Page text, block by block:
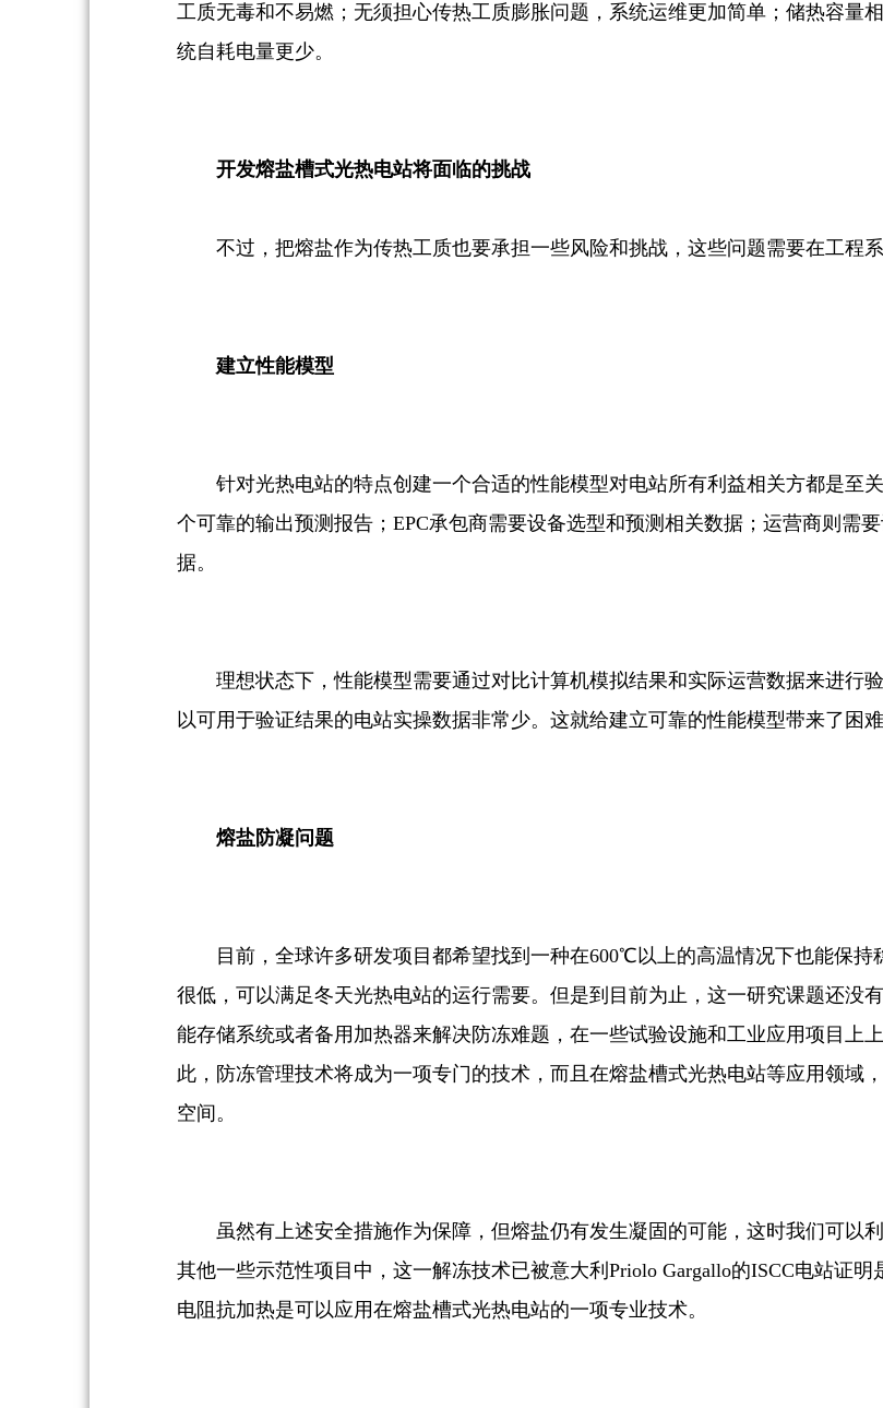
工质无毒和不易燃；无须担心传热工质膨胀问题，系统运维更加简单；储热容量
统自耗电量更少。
开发熔盐槽式光热电站将面临的挑战
不过，把熔盐作为传热工质也要承担一些风险和挑战，这些问题需要在工程系
建立性能模型
针对光热电站的特点创建一个合适的性能模型对电站所有利益相关方都是至
个可靠的输出预测报告；EPC承包商需要设备选型和预测相关数据；运营商则需
据。
理想状态下，性能模型需要通过对比计算机模拟结果和实际运营数据来进行
以可用于验证结果的电站实操数据非常少。这就给建立可靠的性能模型带来了困难
熔盐防凝问题
目前，全球许多研发项目都希望找到一种在600℃以上的高温情况下也能保
很低，可以满足冬天光热电站的运行需要。但是到目前为止，这一研究课题还没
能存储系统或者备用加热器来解决防冻难题，在一些试验设施和工业应用项目上
此，防冻管理技术将成为一项专门的技术，而且在熔盐槽式光热电站等应用领域
空间。
虽然有上述安全措施作为保障，但熔盐仍有发生凝固的可能，这时我们可以
其他一些示范性项目中，这一解冻技术已被意大利Priolo Gargallo的ISCC电站证
电阻抗加热是可以应用在熔盐槽式光热电站的一项专业技术。